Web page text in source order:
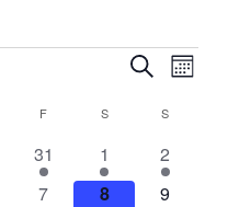
und
Suche
Monat
F SSAMSTAGS
1
Veranstaltung
31
2
Veranstaltungen
1
1
2
0
7
0
8
0
9